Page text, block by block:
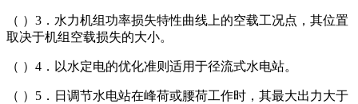
（ ）3．水力机组功率损失特性曲线上的空载工况点，其位置
取决于机组空载损失的大小。
（ ）4．以水定电的优化准则适用于径流式水电站。
（ ）5．日调节水电站在峰荷或腰荷工作时，其最大出力大于